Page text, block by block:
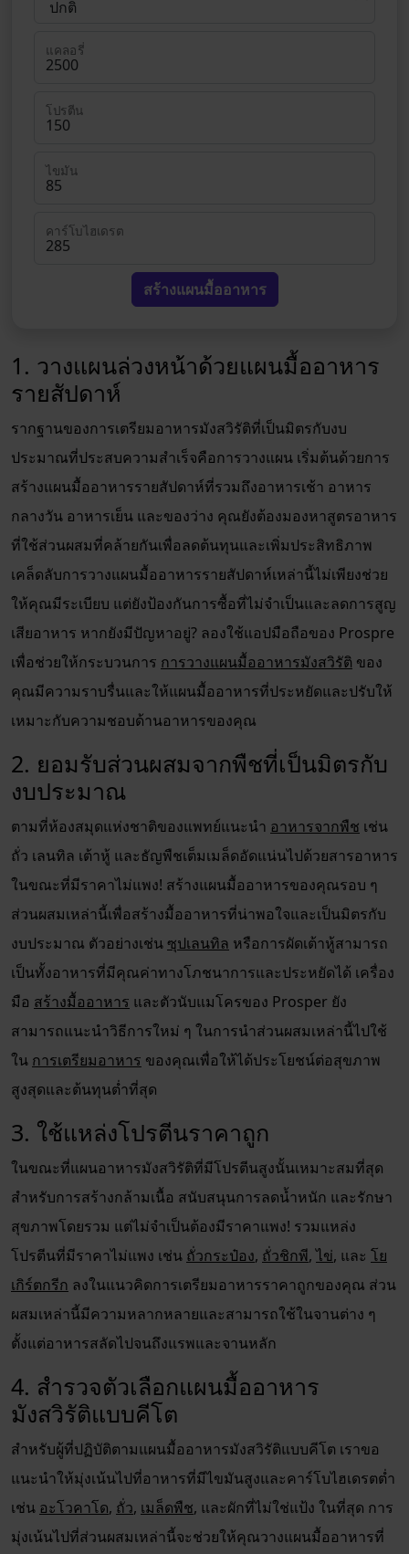
แคลอรี่
โปรตีน
ไขมัน
คาร์โบไฮเดรต
สร้างแผนมื้ออาหาร
1. วางแผนล่วงหน้าด้วยแผนมื้ออาหาร
รายสัปดาห์
รากฐานของการเตรียมอาหารมังสวิรัติที่เป็นมิตรกับงบ
ประมาณที่ประสบความสำเร็จคือการวางแผน เริ่มต้นด้วยการ
สร้างแผนมื้ออาหารรายสัปดาห์ที่รวมถึงอาหารเช้า อาหาร
กลางวัน อาหารเย็น และของว่าง คุณยังต้องมองหาสูตรอาหาร
ที่ใช้ส่วนผสมที่คล้ายกันเพื่อลดต้นทุนและเพิ่มประสิทธิภาพ
เคล็ดลับการวางแผนมื้ออาหารรายสัปดาห์เหล่านี้ไม่เพียงช่วย
ให้คุณมีระเบียบ แต่ยังป้องกันการซื้อที่ไม่จำเป็นและลดการสูญ
เสียอาหาร หากยังมีปัญหาอยู่? ลองใช้แอปมือถือของ Prospre
เพื่อช่วยให้กระบวนการ การวางแผนมื้ออาหารมังสวิรัติ ของ
คุณมีความราบรื่นและให้แผนมื้ออาหารที่ประหยัดและปรับให้
เหมาะกับความชอบด้านอาหารของคุณ
2. ยอมรับส่วนผสมจากพืชที่เป็นมิตรกับ
งบประมาณ
ตามที่ห้องสมุดแห่งชาติของแพทย์แนะนำ อาหารจากพืช เช่น
ถั่ว เลนทิล เต้าหู้ และธัญพืชเต็มเมล็ดอัดแน่นไปด้วยสารอาหาร
ในขณะที่มีราคาไม่แพง! สร้างแผนมื้ออาหารของคุณรอบ ๆ
ส่วนผสมเหล่านี้เพื่อสร้างมื้ออาหารที่น่าพอใจและเป็นมิตรกับ
งบประมาณ ตัวอย่างเช่น ซุปเลนทิล หรือการผัดเต้าหู้สามารถ
เป็นทั้งอาหารที่มีคุณค่าทางโภชนาการและประหยัดได้ เครื่อง
มือ สร้างมื้ออาหาร และตัวนับแมโครของ Prosper ยัง
สามารถแนะนำวิธีการใหม่ ๆ ในการนำส่วนผสมเหล่านี้ไปใช้
ใน การเตรียมอาหาร ของคุณเพื่อให้ได้ประโยชน์ต่อสุขภาพ
สูงสุดและต้นทุนต่ำที่สุด
3. ใช้แหล่งโปรตีนราคาถูก
ในขณะที่แผนอาหารมังสวิรัติที่มีโปรตีนสูงนั้นเหมาะสมที่สุด
สำหรับการสร้างกล้ามเนื้อ สนับสนุนการลดน้ำหนัก และรักษา
สุขภาพโดยรวม แต่ไม่จำเป็นต้องมีราคาแพง! รวมแหล่ง
โปรตีนที่มีราคาไม่แพง เช่น ถั่วกระป๋อง, ถั่วชิกพี,ไข่, และ โย
เกิร์ตกรีก ลงในแนวคิดการเตรียมอาหารราคาถูกของคุณ ส่วน
ผสมเหล่านี้มีความหลากหลายและสามารถใช้ในจานต่าง ๆ
ตั้งแต่อาหารสลัดไปจนถึงแรพและจานหลัก
4. สำรวจตัวเลือกแผนมื้ออาหาร
มังสวิรัติแบบคีโต
สำหรับผู้ที่ปฏิบัติตามแผนมื้ออาหารมังสวิรัติแบบคีโต เราขอ
แนะนำให้มุ่งเน้นไปที่อาหารที่มีไขมันสูงและคาร์โบไฮเดรตต่ำ
เช่น อะโวคาโด, ถั่ว, เมล็ดพืช, และผักที่ไม่ใช่แป้ง ในที่สุด การ
มุ่งเน้นไปที่ส่วนผสมเหล่านี้จะช่วยให้คุณวางแผนมื้ออาหารที่